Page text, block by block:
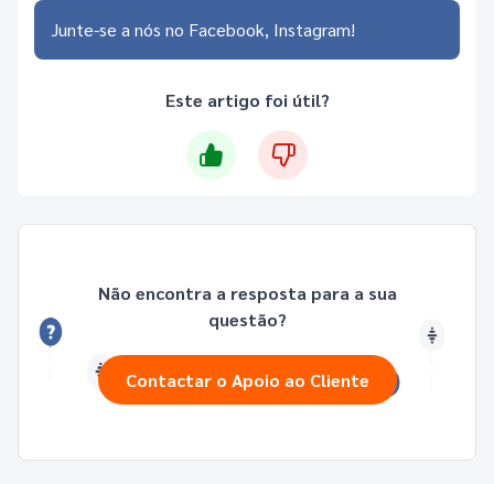
Junte-se a nós no Facebook Instagram
Este artigo foi útil?
Não encontra a resposta para a sua
questão?
Contactar o Apoio ao Cliente